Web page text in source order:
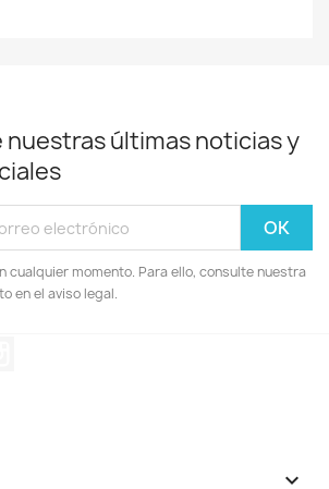
nuestras últimas noticias y
cualquier momento. Para ello, consulte nuestra
en el aviso legal.
